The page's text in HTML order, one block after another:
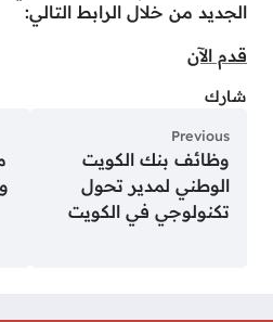
الجديد من خلال الرابط التالي:
قدم الآن
شارك
Previous
وظائف بنك الكويت
الوطني لمدير تحول
تكنولوجي في الكويت